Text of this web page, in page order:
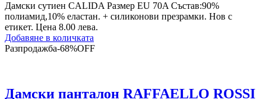
Дамски сутиен CALIDA Размер EU 70A Състав:90%
полиамид,10% еластан. + силиконови презрамки. Нов с
етикет. Цена 8.00 лева.
Добавяне в количката
Разпродажба-68%OFF
Дамски панталон RAFFAELLO ROSSI